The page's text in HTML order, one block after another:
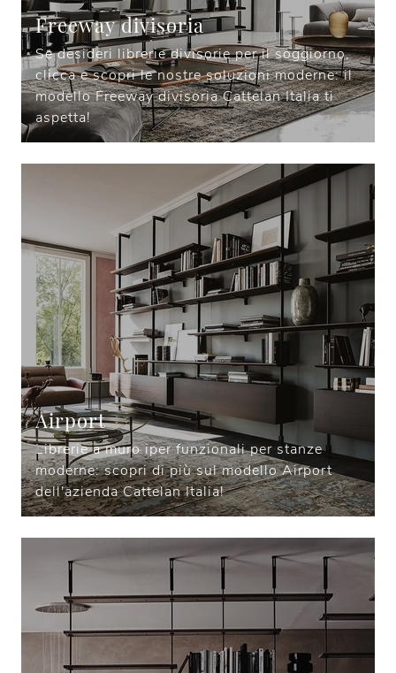
Freeway divisoria
Se desideri librerie divisorie per il soggiorno,
clicca e scopri le nostre soluzioni moderne: il
modello Freeway divisoria Cattelan Italia ti
aspetta!
Airport
Librerie a muro iper funzionali per stanze
moderne: scopri di più sul modello Airport
dell'azienda Cattelan Italia!